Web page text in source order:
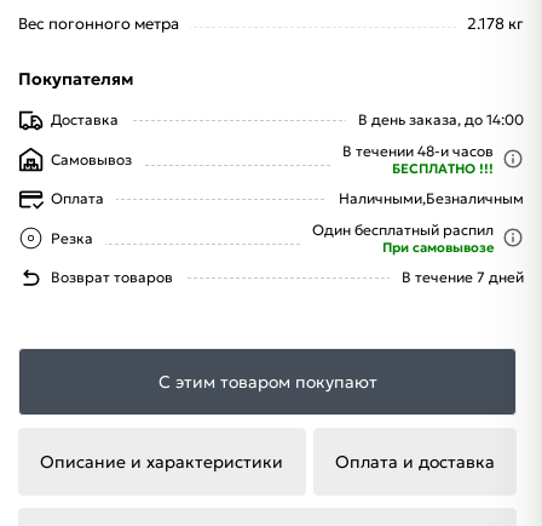
Вес погонного метра
2.178 кг
Покупателям
Доставка В день заказа, до 14:00
Самовывоз В течении 48-и часов
БЕСПЛАТНО !!!
Оплата Наличными,Безналичным
Резка Один бесплатный распил
При самовывозе
Возврат товаров В течение 7 дней
С этим товаром покупают
Описание и характеристики Оплата и доставка